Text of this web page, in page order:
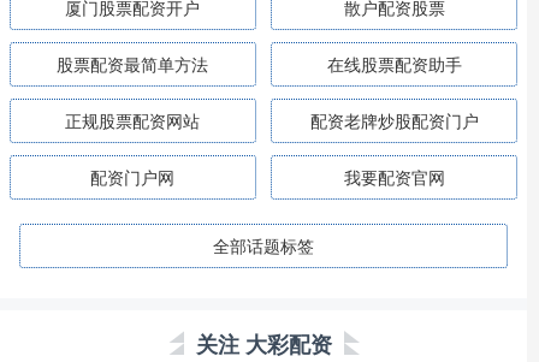
厦门股票配资开户 散户配资股票
股票配资最简单方法 在线股票配资助手
正规股票配资网站 配资老牌炒股配资门户
配资门户网 我要配资官网
全部话题标签
关注 大彩配资